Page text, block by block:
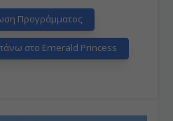
Προγράμματος
στο Emerald Princess